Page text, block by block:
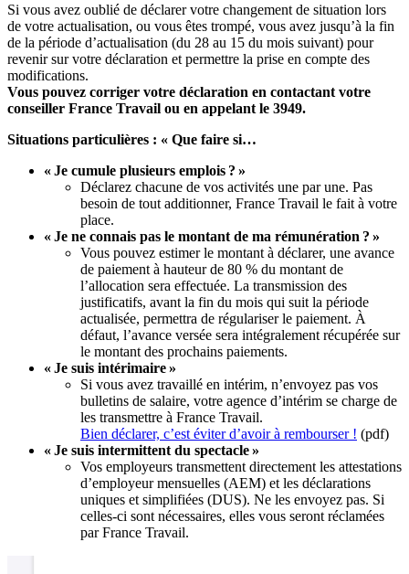
Si vous avez oublié de déclarer votre changement de situation lors
de votre actualisation, ou vous êtes trompé, vous avez jusqu’à la fin
de la période d’actualisation (du 28 au 15 du mois suivant) pour
revenir sur votre déclaration et permettre la prise en compte des
modifications.
Vous pouvez corriger votre déclaration en contactant votre
conseiller France Travail ou en appelant le 3949.
Situations particulières : « Que faire si…
« Je cumule plusieurs emplois ? »
Déclarez chacune de vos activités une par une. Pas
besoin de tout additionner, France Travail le fait à votre
place.
« Je ne connais pas le montant de ma rémunération ? »
Vous pouvez estimer le montant à déclarer, une avance
de paiement à hauteur de 80 % du montant de
l’allocation sera effectuée. La transmission des
justificatifs, avant la fin du mois qui suit la période
actualisée, permettra de régulariser le paiement. À
défaut, l’avance versée sera intégralement récupérée sur
le montant des prochains paiements.
« Je suis intérimaire »
Si vous avez travaillé en intérim, n’envoyez pas vos
bulletins de salaire, votre agence d’intérim se charge de
les transmettre à France Travail.
Bien déclarer, c’est éviter d’avoir à rembourser ! (pdf)
« Je suis intermittent du spectacle »
Vos employeurs transmettent directement les attestations
d’employeur mensuelles (AEM) et les déclarations
uniques et simplifiées (DUS). Ne les envoyez pas. Si
celles-ci sont nécessaires, elles vous seront réclamées
par France Travail.